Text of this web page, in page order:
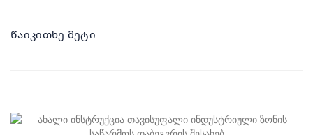
Წაიკითხე მეტი